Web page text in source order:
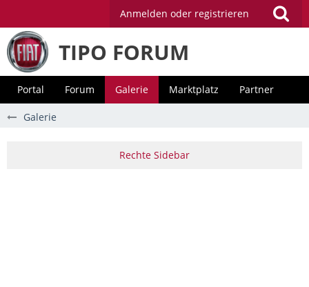
Anmelden oder registrieren
TIPO FORUM
Portal Forum Galerie Marktplatz Partner
Galerie